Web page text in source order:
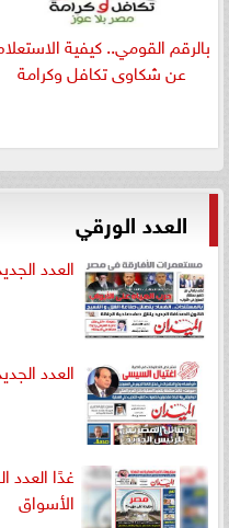
بالرقم القومي.. كيفية
عن شكاوى تكافل وكرامة
العدد الورقي
العدد
العدد
غدًا العدد
الأسواق